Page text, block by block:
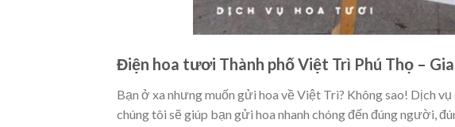
Điện hoa tươi Thành phố Việt Trì Phú Thọ –
Bạn ở xa nhưng muốn gửi hoa về Việt Trì? Không sao! Dịch vụ
chúng tôi sẽ giúp bạn gửi hoa nhanh chóng đến đúng người,